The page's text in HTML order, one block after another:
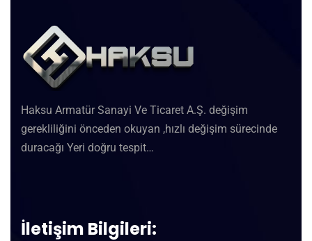
Haksu Armatür Sanayi Ve Ticaret A.Ş. değişim
gerekliliğini önceden okuyan ,hızlı değişim sürecinde
duracağı Yeri doğru tespit…
İletişim Bilgileri: